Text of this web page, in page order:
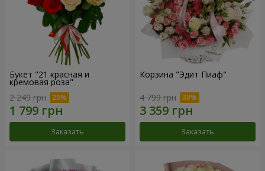
Букет "21 красная и
кремовая роза"
2 249 грн
Заказать
Корзина "Эдит Пиаф"
4 799 грн
Заказать